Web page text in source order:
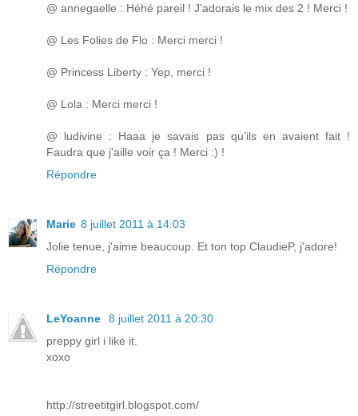
@ annegaelle : Héhé pareil ! J'adorais le mix des 2 ! Merci !
@ Les Folies de Flo : Merci merci !
@ Princess Liberty : Yep, merci !
@ Lola : Merci merci !
@ ludivine : Haaa je savais pas qu'ils en avaient fait !
Faudra que j'aille voir ça ! Merci :) !
Répondre
Marie 8 juillet 2011 à 14:03
Jolie tenue, j'aime beaucoup. Et ton top ClaudieP, j'adore!
Répondre
LeYoanne
8 juillet 2011 à 20:30
preppy girl i like it.
xoxo
http://streetitgirl.blogspot.com/